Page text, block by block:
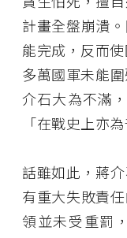
計畫全盤崩潰
能完成，反而
多萬國軍未能
介石大為不滿
「在戰史上亦
話雖如此，蔣
有重大失敗責
領並未受重罰